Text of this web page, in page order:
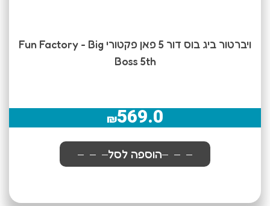
ויברטור ביג בוס דור 5 פאן פקטורי Fun Factory - Big
Boss 5th
₪569.0
הוספה לסל